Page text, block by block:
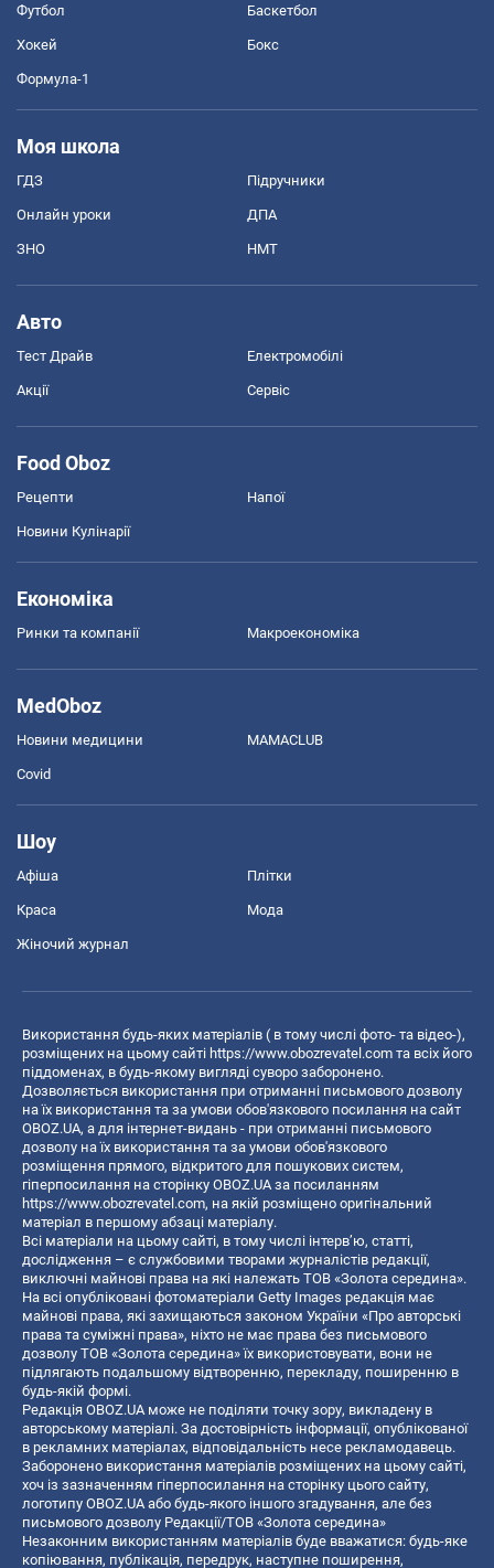
Футбол Баскетбол
Хокей Бокс
Формула-1
Моя школа
ГДЗ Підручники
Онлайн уроки ДПА
ЗНО НМТ
Авто
Тест Драйв Електромобілі
Акції Сервіс
Food Oboz
Рецепти Напої
Новини Кулінарії
Економіка
Ринки та компанії Макроекономіка
MedOboz
Новини медицини MAMACLUB
Covid
Шоу
Афіша Плітки
Краса Мода
Жіночий журнал
Використання будь-яких матеріалів ( в тому числі фото- та відео-),
розміщених на цьому сайті https://www.obozrevatel.com та всіх його
піддоменах, в будь-якому вигляді суворо заборонено.
Дозволяється використання при отриманні письмового дозволу
на їх використання та за умови обов'язкового посилання на сайт
OBOZ.UA, а для інтернет-видань - при отриманні письмового
дозволу на їх використання та за умови обов'язкового
розміщення прямого, відкритого для пошукових систем,
гіперпосилання на сторінку OBOZ.UA за посиланням
https://www.obozrevatel.com, на якій розміщено оригінальний
матеріал в першому абзаці матеріалу.
Всі матеріали на цьому сайті, в тому числі інтерв’ю, статті,
дослідження – є службовими творами журналістів редакції,
виключні майнові права на які належать ТОВ «Золота середина».
На всі опубліковані фотоматеріали Getty Images редакція має
майнові права, які захищаються законом України «Про авторські
права та суміжні права», ніхто не має права без письмового
дозволу ТОВ «Золота середина» їх використовувати, вони не
підлягають подальшому відтворенню, перекладу, поширенню в
будь-якій формі.
Редакція OBOZ.UA може не поділяти точку зору, викладену в
авторському матеріалі. За достовірність інформації, опублікованої
в рекламних матеріалах, відповідальність несе рекламодавець.
Заборонено використання матеріалів розміщених на цьому сайті,
хоч із зазначенням гіперпосилання на сторінку цього сайту,
логотипу OBOZ.UA або будь-якого іншого згадування, але без
письмового дозволу Редакції/ТОВ «Золота середина»
Незаконним використанням матеріалів буде вважатися: будь-яке
копiювання, публiкацiя, передрук, наступне поширення,